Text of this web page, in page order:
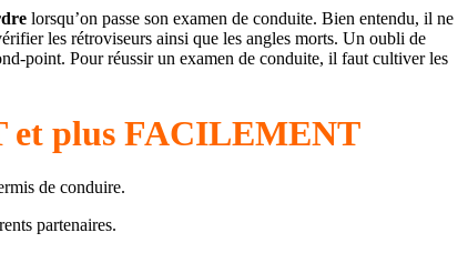
lorsqu’on passe son examen de conduite. Bien entendu, il ne
les rétroviseurs ainsi que les angles morts. Un oubli de
point. Pour réussir un examen de conduite, il faut cultiver les
et plus FACILEMENT
de conduire.
partenaires.